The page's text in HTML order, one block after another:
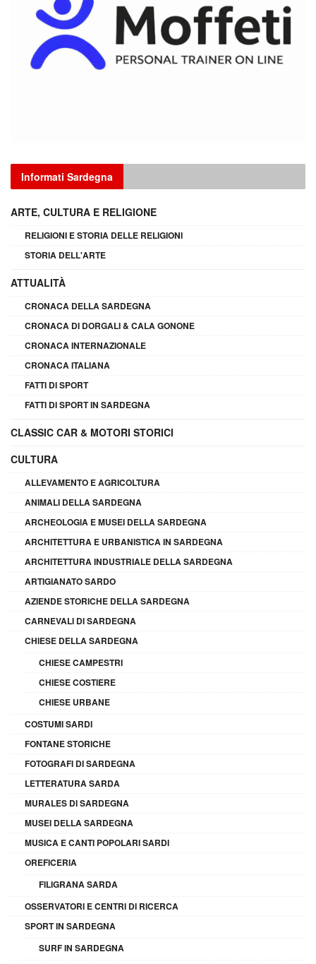
Informati Sardegna
ARTE, CULTURA E RELIGIONE
RELIGIONI E STORIA DELLE RELIGIONI
STORIA DELL'ARTE
ATTUALITÀ
CRONACA DELLA SARDEGNA
CRONACA DI DORGALI & CALA GONONE
CRONACA INTERNAZIONALE
CRONACA ITALIANA
FATTI DI SPORT
FATTI DI SPORT IN SARDEGNA
CLASSIC CAR & MOTORI STORICI
CULTURA
ALLEVAMENTO E AGRICOLTURA
ANIMALI DELLA SARDEGNA
ARCHEOLOGIA E MUSEI DELLA SARDEGNA
ARCHITETTURA E URBANISTICA IN SARDEGNA
ARCHITETTURA INDUSTRIALE DELLA SARDEGNA
ARTIGIANATO SARDO
AZIENDE STORICHE DELLA SARDEGNA
CARNEVALI DI SARDEGNA
CHIESE DELLA SARDEGNA
CHIESE CAMPESTRI
CHIESE COSTIERE
CHIESE URBANE
COSTUMI SARDI
FONTANE STORICHE
FOTOGRAFI DI SARDEGNA
LETTERATURA SARDA
MURALES DI SARDEGNA
MUSEI DELLA SARDEGNA
MUSICA E CANTI POPOLARI SARDI
OREFICERIA
FILIGRANA SARDA
OSSERVATORI E CENTRI DI RICERCA
SPORT IN SARDEGNA
SURF IN SARDEGNA